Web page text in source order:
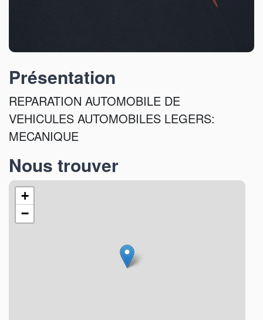
Présentation
REPARATION AUTOMOBILE DE
VEHICULES AUTOMOBILES LEGERS:
MECANIQUE
Nous trouver
+
−